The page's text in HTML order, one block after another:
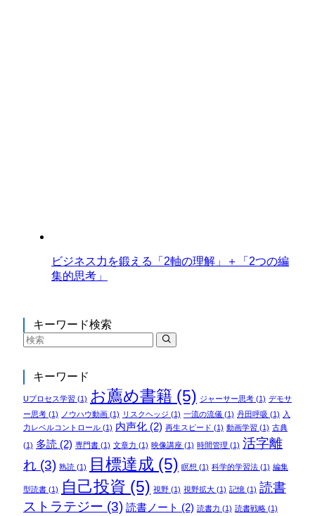
ビジネス力を鍛える「2軸の理解」＋「2つの編
集的思考」
キーワード検索
キーワード
Uプロセス学習 (1) お薦め書籍 (5) ジャーサー思考(1) デモサ
ー思考(1) ノウハウ動画(1) リスクヘッジ (1) 一流の流儀(1) 丹田呼吸 (1) 入
力レベルコントロール(1) 内声化(2) 再生スピード (1) 動画学習 (1) 古典
(1) 多読 (2) 専門書(1) 文章力 (1) 映像講座(1) 時間管理 (1) 活字離
れ(3) 熟読(1) 目標達成 (5) 瞑想 (1) 科学的学習法(1) 編集
型読書(1) 自己投資 (5) 視野(1) 視野拡大(1) 記憶(1) 読書
ストラテジー (3) 読書ノート (2) 読書力 (1) 読書戦略(1)